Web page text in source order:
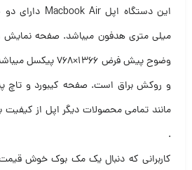
و روکش براق است. صفحه کیبورد و
مانند تمامی محصولات دیگر اپل از کیفیت
.
کاربرانی که دنبال یک مک بوک خوش قیمت